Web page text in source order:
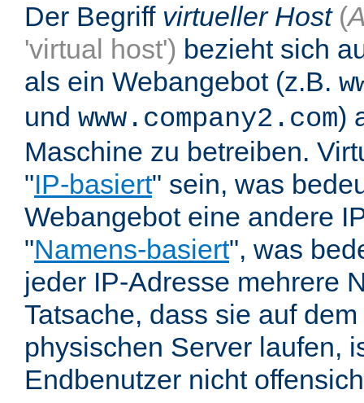
Der Begriff virtueller Host (
'virtual host') bezieht sich
als ein Webangebot (z.B.
und www.company2.com)
Maschine zu betreiben.
"IP-basiert" sein, was
Webangebot eine andere
"Namens-basiert", was
jeder IP-Adresse mehrere
Tatsache, dass sie auf
physischen Server laufen,
Endbenutzer nicht